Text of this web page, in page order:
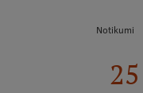
Notikumi
25